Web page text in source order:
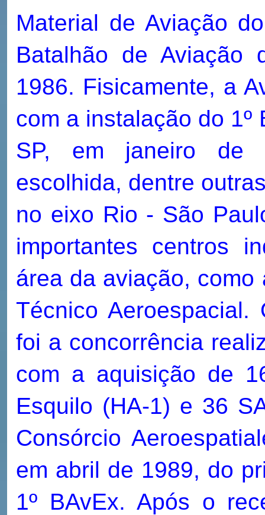
Material de Aviação
Batalhão de Aviação
1986. Fisicamente, a
com a instalação do 1º
SP, em janeiro de
escolhida, dentre
no eixo Rio - São
importantes centros
área da aviação, como
Técnico Aeroespacial.
foi a concorrência
com a aquisição de
Esquilo (HA-1) e 36
Consórcio
em abril de 1989, do
1º BAvEx. Após o